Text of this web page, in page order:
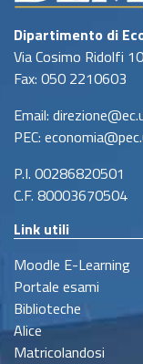
Dipartimento di
Via Cosimo Ridolfi
Fax: 050 2210603
Email:
PEC:
P.I. 00286820501
C.F. 80003670504
Link utili
Moodle E-Learning
Portale esami
Biblioteche
Alice
Matricolandosi